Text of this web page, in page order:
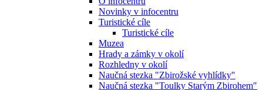
Novinky v infocentru
Turistické cíle
Turistické cíle
Muzea
Hrady a zámky v okolí
Rozhledny v okolí
Naučná stezka "Zbirožské vyhlídky"
Naučná stezka "Toulky Starým Zbirohem"